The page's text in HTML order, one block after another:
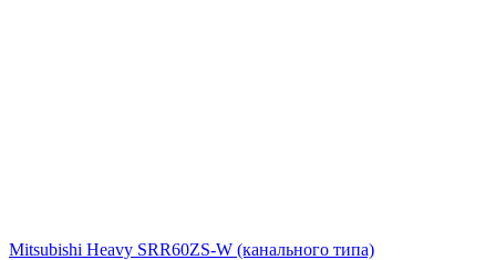
Mitsubishi Heavy SRR60ZS-W (канального типа)